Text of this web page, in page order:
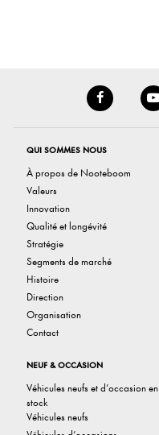
QUI SOMMES NOUS
À propos de Nooteboom
Valeurs
Innovation
Qualité et longévité
Stratégie
Segments de marché
Histoire
Direction
Organisation
Contact
NEUF & OCCASION
Véhicules neufs et d’occasion en
stock
Véhicules neufs